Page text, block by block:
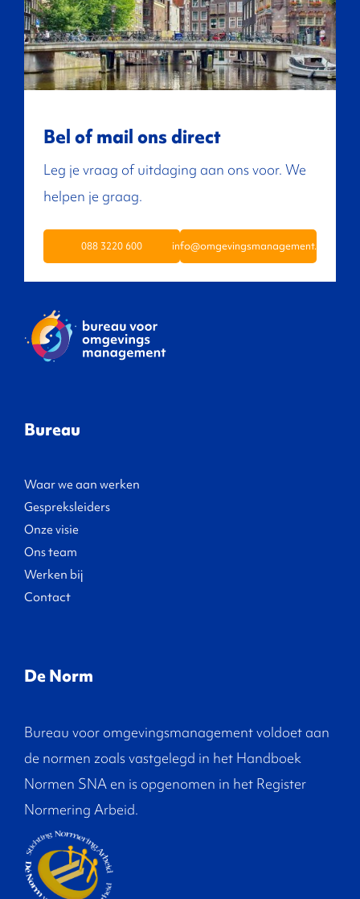
Bel of mail ons direct
Leg je vraag of uitdaging aan ons voor. We
helpen je graag.
088 3220 600 info@omgevingsmanagement.nl
Bureau
Waar we aan werken
Gespreksleiders
Onze visie
Ons team
Werken bij
Contact
De Norm
Bureau voor omgevingsmanagement voldoet aan
de normen zoals vastgelegd in het Handboek
Normen SNA en is opgenomen in het Register
Normering Arbeid.